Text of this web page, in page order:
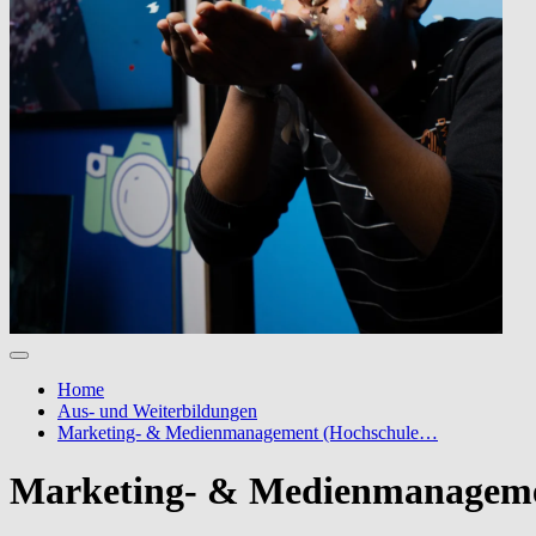
Home
Aus- und Weiterbildungen
Marketing- & Medienmanagement (Hochschule…
Marketing- &